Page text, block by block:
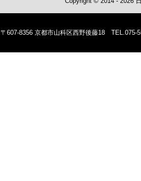
〒607-8356 京都市山科区西野後藤18 TEL.075-